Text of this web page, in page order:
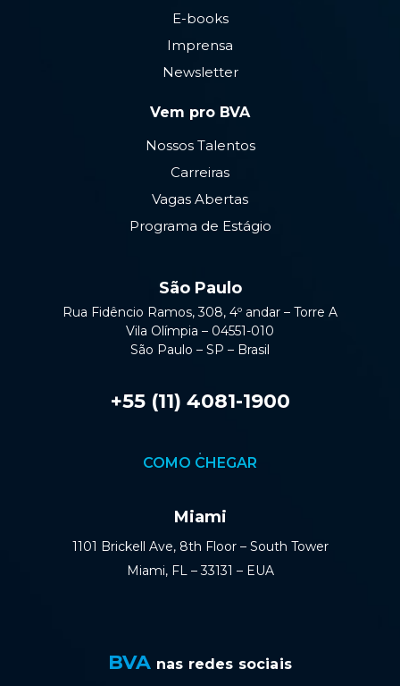
E-books
Imprensa
Newsletter
Vem pro BVA
Nossos Talentos
Carreiras
Vagas Abertas
Programa de Estágio
São Paulo
Rua Fidêncio Ramos, 308, 4º andar – Torre A
Vila Olímpia – 04551-010
São Paulo – SP – Brasil
+55 (11) 4081-1900
COMO CHEGAR
Miami
1101 Brickell Ave, 8th Floor – South Tower
Miami, FL – 33131 – EUA
BVA nas redes sociais